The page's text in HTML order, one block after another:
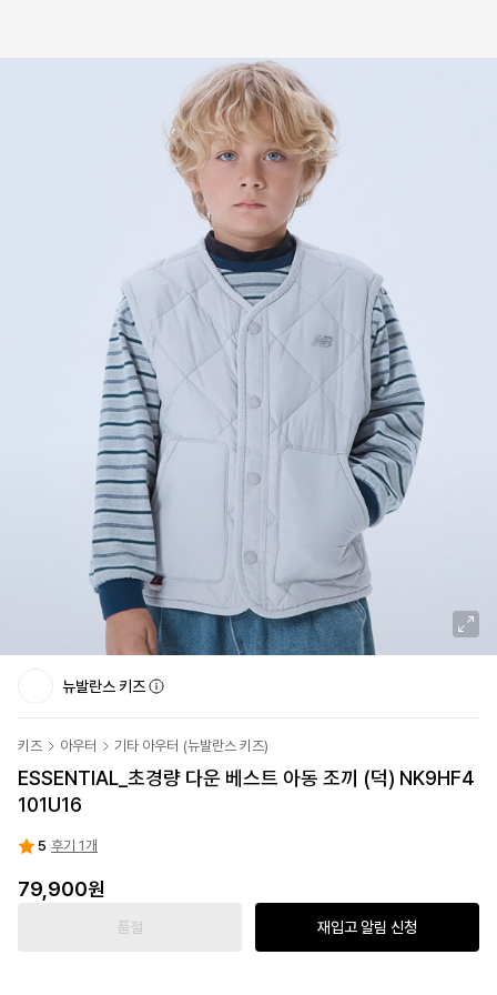
뉴발란스 키즈
키즈 아우터 기타 아우터 (뉴발란스 키즈)
ESSENTIAL_초경량 다운 베스트 아동 조끼 (덕) NK9HF4
101U16
5 후기 1개
79,900원
품절 재입고 알림 신청